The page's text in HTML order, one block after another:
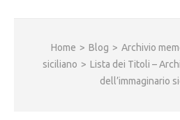
Home > Blog > Archivio
siciliano > Lista dei Titoli –
dell’immaginario